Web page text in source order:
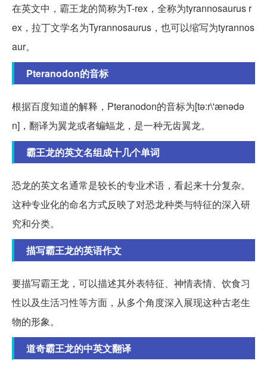
在英文中，霸王龙的简称为T-rex，全称为tyrannosaurus r
ex，拉丁文学名为Tyrannosaurus，也可以缩写为tyrannos
aur。
Pteranodon的音标
根据百度知道的解释，Pteranodon的音标为[tə:r\'ænədə
n]，翻译为翼龙或者蝙蝠龙，是一种无齿翼龙。
霸王龙的英文名组成十几个单词
恐龙的英文名通常是较长的专业术语，看起来十分复杂。
这种专业化的命名方式反映了对恐龙种类与特征的深入研
究和分类。
描写霸王龙的英语作文
要描写霸王龙，可以描述其外表特征、神情表情、饮食习
性以及生活习性等方面，从多个角度深入展现这种古老生
物的形象。
道奇霸王龙的中英文翻译